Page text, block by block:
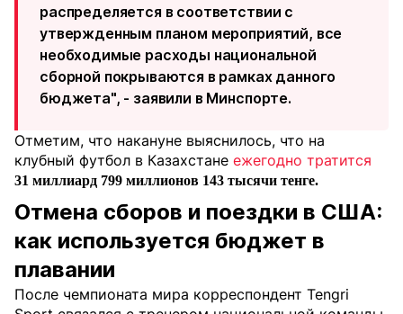
распределяется в соответствии с
утвержденным планом мероприятий, все
необходимые расходы национальной
сборной покрываются в рамках данного
бюджета", - заявили в Минспорте.
Отметим, что накануне выяснилось, что на
клубный футбол в Казахстане ежегодно тратится
31 миллиард 799 миллионов 143 тысячи тенге.
Отмена сборов и поездки в США:
как используется бюджет в
плавании
После чемпионата мира корреспондент Tengri